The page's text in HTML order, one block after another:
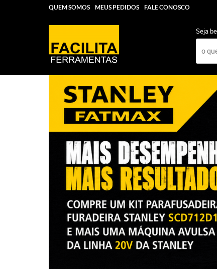
QUEM SOMOS MEUS PEDIDOS FALE CONOSCO
Seja